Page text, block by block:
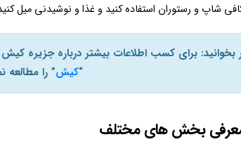
شاپ و رستوران استفاده کنید و غذا و نوشیدنی میل
بخوانید: برای کسب اطلاعات بیشتر درباره جزیره
“کیش” را مطالعه
بخش های مختلف